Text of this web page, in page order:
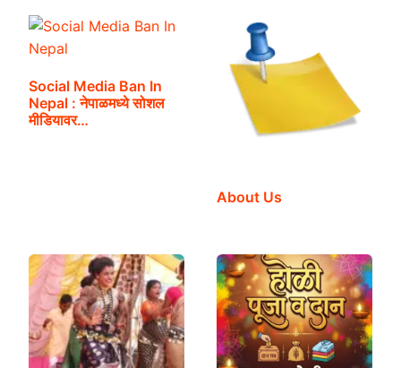
Social Media Ban In
Nepal : नेपाळमध्ये सोशल
मीडियावर…
About Us